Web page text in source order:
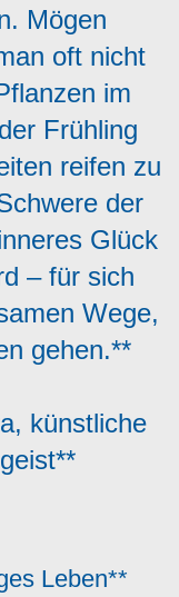
Mögen
oft nicht
im
Frühling
reifen zu
der
Glück
– für sich
Wege,
gehen.**
künstliche
Leben**